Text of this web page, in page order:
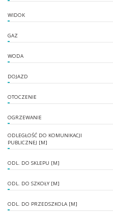
WIDOK
GAZ
WODA
DOJAZD
OTOCZENIE
OGRZEWANIE
ODLEGŁOŚĆ DO KOMUNIKACJI
PUBLICZNEJ [M]
ODL. DO SKLEPU [M]
ODL. DO SZKOŁY [M]
ODL. DO PRZEDSZKOLA [M]